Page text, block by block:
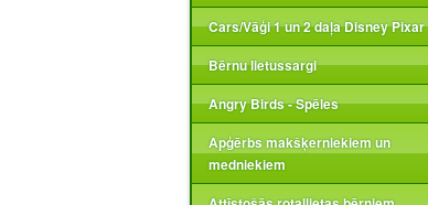
Cars/Vāģi 1 un 2 daļa Disney Pixar
Bērnu lietussargi
Angry Birds - Spēles
Apģērbs makšķerniekiem un
medniekiem